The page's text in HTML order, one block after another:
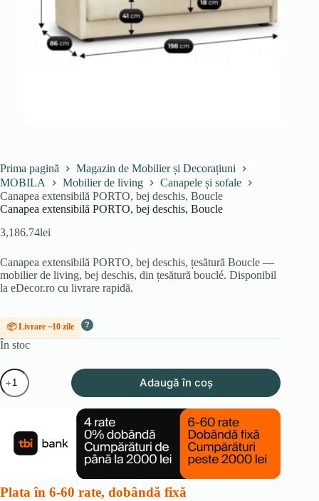
Prima pagină
Magazin de Mobilier și Decorațiuni
MOBILA
Mobilier de living
Canapele și sofale
Canapea extensibilă PORTO, bej deschis, Boucle
Canapea extensibilă PORTO, bej deschis, Boucle
3,186.74lei
Canapea extensibilă PORTO, bej deschis, țesătură Boucle —
mobilier de living, bej deschis, din țesătură bouclé. Disponibil
la eDecor.ro cu livrare rapidă.
📦 Livrare ~10 zile ?
În stoc
Cantitate
Canapea
extensibilă
deschis,
Boucle
Adaugă în coș
Plata în 6-60 rate, dobândă fixă